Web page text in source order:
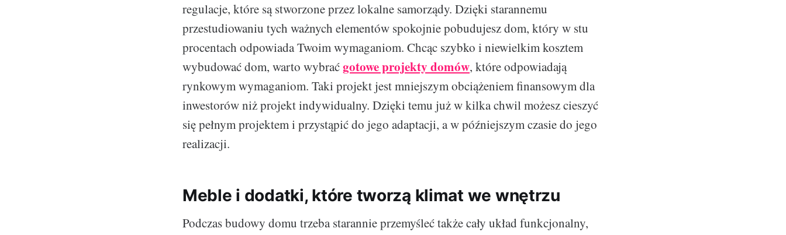
regulacje, które są stworzone przez lokalne samorządy. Dzięki starannemu
przestudiowaniu tych ważnych elementów spokojnie pobudujesz dom, który w stu
procentach odpowiada Twoim wymaganiom. Chcąc szybko i niewielkim kosztem
wybudować dom, warto wybraćgotowe projekty domów, które odpowiadają
rynkowym wymaganiom. Taki projekt jest mniejszym obciążeniem finansowym dla
inwestorów niż projekt indywidualny. Dzięki temu już w kilka chwil możesz cieszyć
się pełnym projektem i przystąpić do jego adaptacji, a w późniejszym czasie do jego
realizacji.
Meble i dodatki, które tworzą klimat we wnętrzu
Podczas budowy domu trzeba starannie przemyśleć także cały układ funkcjonalny,